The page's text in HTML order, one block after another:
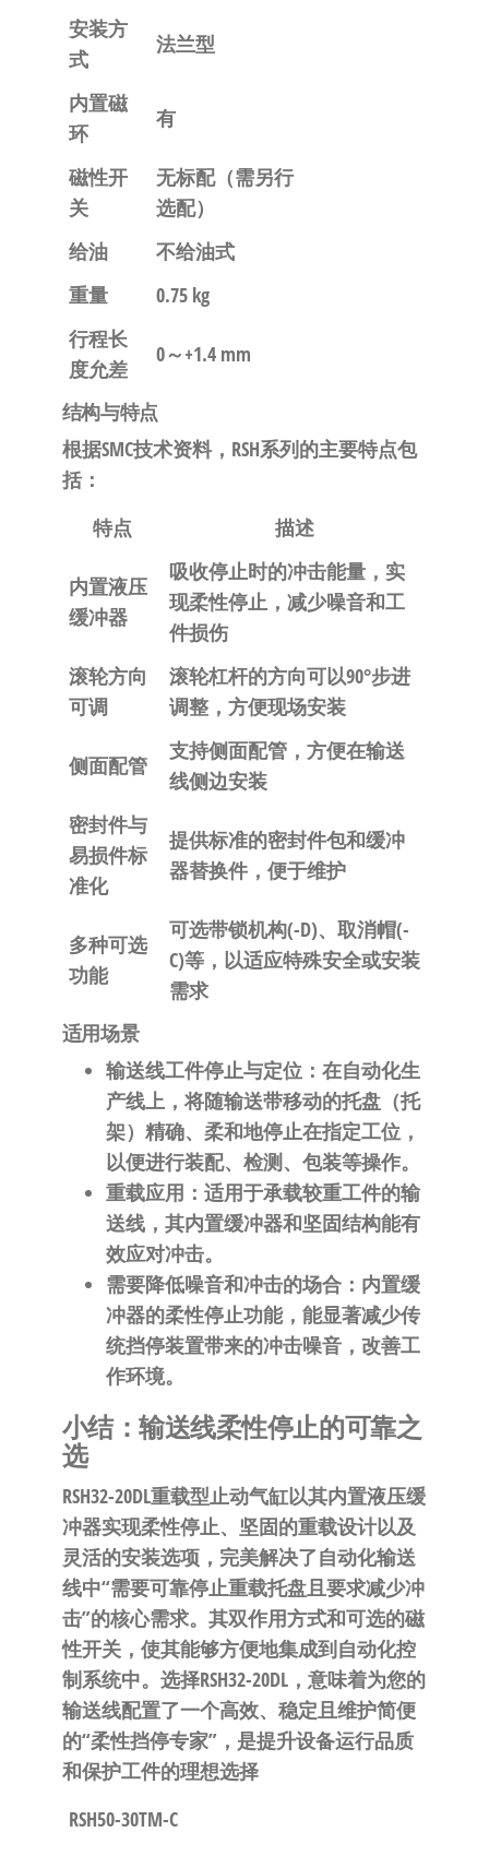
安装方
式
法兰型
内置磁
环
有
磁性开
关
无标配（需另行
选配）
给油
不给油式
重量
0.75 kg
行程长
度允差
0～+1.4 mm
结构与特点
根据SMC技术资料，RSH系列的主要特点包
括：
特点
描述
内置液压
缓冲器
吸收停止时的冲击能量，实
现柔性停止，减少噪音和工
件损伤
滚轮方向
可调
滚轮杠杆的方向可以90°步进
调整，方便现场安装
侧面配管
支持侧面配管，方便在输送
线侧边安装
密封件与
易损件标
准化
提供标准的密封件包和缓冲
器替换件，便于维护
多种可选
功能
可选带锁机构(-D)、取消帽(-
C)等，以适应特殊安全或安装
需求
适用场景
输送线工件停止与定位：在自动化生
产线上，将随输送带移动的托盘（托
架）精确、柔和地停止在指定工位，
以便进行装配、检测、包装等操作。
重载应用 ：适用于承载较重工件的输
送线，其内置缓冲器和坚固结构能有
效应对冲击。
需要降低噪音和冲击的场合：内置缓
冲器的柔性停止功能，能显著减少传
统挡停装置带来的冲击噪音，改善工
作环境。
小结：输送线柔性停止的可靠之
选
RSH32-20DL重载型止动气缸以其内置液压缓
冲器实现柔性停止、 坚固的重载设计以及
灵活的安装选项，完美解决了自动化输送
线中“需要可靠停止重载托盘且要求减少冲
击”的核心需求。其双作用方式和可选的磁
性开关，使其能够方便地集成到自动化控
制系统中。选择RSH32-20DL，意味着为您的
输送线配置了一个高效、稳定且维护简便
的“柔性挡停专家”，是提升设备运行品质
和保护工件的理想选择
RSH50-30TM-C